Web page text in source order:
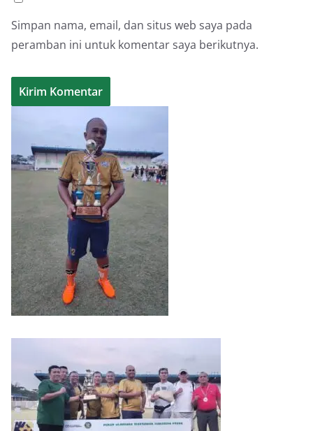
Simpan nama, email, dan situs web saya pada
peramban ini untuk komentar saya berikutnya.